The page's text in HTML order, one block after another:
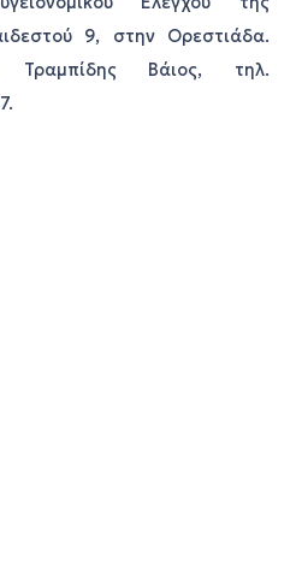
9, στην Ορεστιάδα.
Τραμπίδης Βάιος, τηλ.